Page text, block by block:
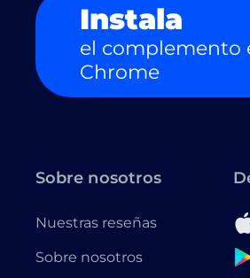
Instala
el complemento
Chrome
Sobre nosotros
Nuestras reseñas
Sobre nosotros